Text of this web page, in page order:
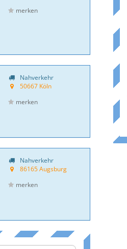
merken
Nahverkehr
50667 Köln
merken
Nahverkehr
86165 Augsburg
merken